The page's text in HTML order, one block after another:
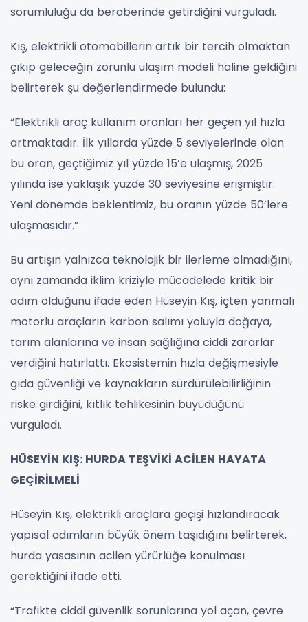
sorumluluğu da beraberinde getirdiğini vurguladı.
Kış, elektrikli otomobillerin artık bir tercih olmaktan
çıkıp geleceğin zorunlu ulaşım modeli haline geldiğini
belirterek şu değerlendirmede bulundu:
“Elektrikli araç kullanım oranları her geçen yıl hızla
artmaktadır. İlk yıllarda yüzde 5 seviyelerinde olan
bu oran, geçtiğimiz yıl yüzde 15’e ulaşmış, 2025
yılında ise yaklaşık yüzde 30 seviyesine erişmiştir.
Yeni dönemde beklentimiz, bu oranın yüzde 50’lere
ulaşmasıdır.”
Bu artışın yalnızca teknolojik bir ilerleme olmadığını,
aynı zamanda iklim kriziyle mücadelede kritik bir
adım olduğunu ifade eden Hüseyin Kış, içten yanmalı
motorlu araçların karbon salımı yoluyla doğaya,
tarım alanlarına ve insan sağlığına ciddi zararlar
verdiğini hatırlattı. Ekosistemin hızla değişmesiyle
gıda güvenliği ve kaynakların sürdürülebilirliğinin
riske girdiğini, kıtlık tehlikesinin büyüdüğünü
vurguladı.
HÜSEYİN KIŞ: HURDA TEŞVİKİ ACİLEN HAYATA
GEÇİRİLMELİ
Hüseyin Kış, elektrikli araçlara geçişi hızlandıracak
yapısal adımların büyük önem taşıdığını belirterek,
hurda yasasının acilen yürürlüğe konulması
gerektiğini ifade etti.
“Trafikte ciddi güvenlik sorunlarına yol açan, çevre